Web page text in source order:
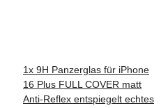
1x 9H Panzerglas für iPhone
16 Plus FULL COVER matt
Anti-Reflex entspiegelt echtes